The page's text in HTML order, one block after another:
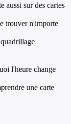
aussi sur des cartes
trouver n'importe
l'heure change
une carte